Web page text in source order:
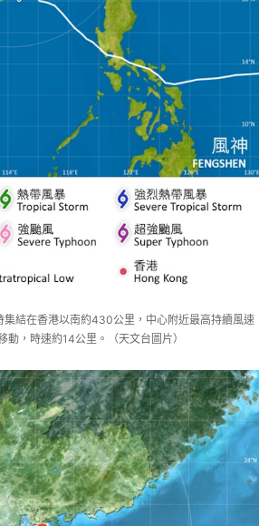
結在香港以南約430公里，中心附近最高持續風速
，時速約14公里。（天文台圖片）